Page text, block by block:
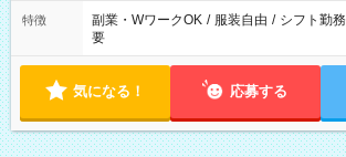
特徴 副業・WワークOK / 服装自由 / シフト勤務
要
気になる！ 応募する